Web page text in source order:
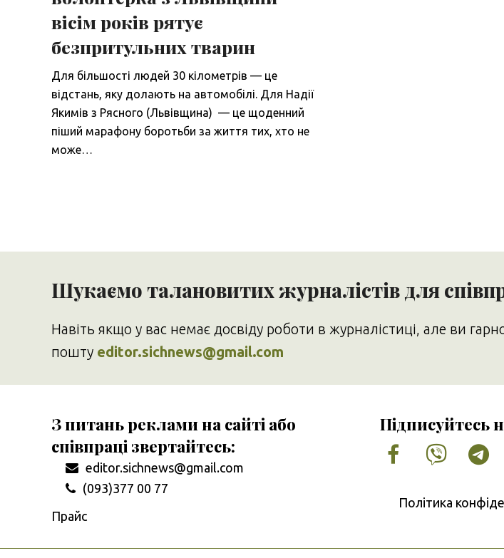
вісім років рятує
безпритульних тварин
Для більшості людей 30 кілометрів — це
відстань, яку долають на автомобілі. Для Надії
Якимів з Рясного (Львівщина) — це щоденний
піший марафону боротьби за життя тих, хто не
може…
Шукаємо талановитих журналістів для
Навіть якщо у вас немає досвіду роботи в журналістиці, але ви
пошту editor.sichnews@gmail.com
З питань реклами на сайті або
співпраці звертайтесь:
editor.sichnews@gmail.com
(093)377 00 77
Прайс
Підписуйтесь
Facebook
Vimeo
Політика